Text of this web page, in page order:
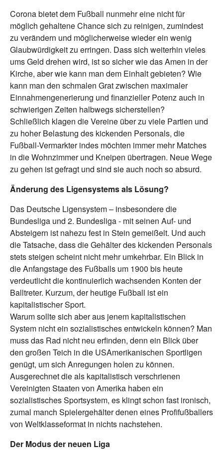
Corona bietet dem Fußball nunmehr eine nicht für
möglich gehaltene Chance sich zu reinigen, zumindest
zu verändern und möglicherweise wieder ein wenig
Glaubwürdigkeit zu erringen. Dass sich weiterhin vieles
ums Geld drehen wird, ist so sicher wie das Amen in der
Kirche, aber wie kann man dem Einhalt gebieten? Wie
kann man den schmalen Grat zwischen maximaler
Einnahmengenerierung und finanzieller Potenz auch in
schwierigen Zeiten halbwegs sicherstellen?
Schließlich klagen die Vereine über zu viele Partien und
zu hoher Belastung des kickenden Personals, die
Fußball-Vermarkter indes möchten immer mehr Matches
in die Wohnzimmer und Kneipen übertragen. Neue Wege
zu gehen ist gefragt und sind sie auch noch so absurd.
Änderung des Ligensystems als Lösung?
Das Deutsche Ligensystem – insbesondere die
Bundesliga und 2. Bundesliga - mit seinen Auf- und
Absteigern ist nahezu fest in Stein gemeißelt. Und auch
die Tatsache, dass die Gehälter des kickenden Personals
stets steigen scheint nicht mehr umkehrbar. Ein Blick in
die Anfangstage des Fußballs um 1900 bis heute
verdeutlicht die kontinuierlich wachsenden Konten der
Balltreter. Kurzum, der heutige Fußball ist ein
kapitalistischer Sport.
Warum sollte sich aber aus jenem kapitalistischen
System nicht ein sozialistisches entwickeln können? Man
muss das Rad nicht neu erfinden, denn ein Blick über
den großen Teich in die USAmerikanischen Sportligen
genügt, um sich Anregungen holen zu können.
Ausgerechnet die als kapitalistisch verschrienen
Vereinigten Staaten von Amerika haben ein
sozialistisches Sportsystem, es klingt schon fast ironisch,
zumal manch Spielergehälter denen eines Profifußballers
von Weltklasseformat in nichts nachstehen.
Der Modus der neuen Liga